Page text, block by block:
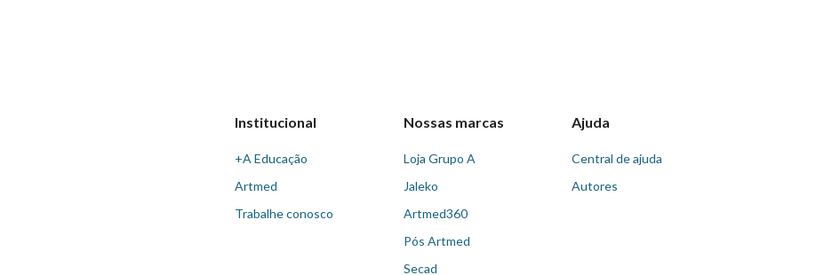
Institucional
+A Educação
Artmed
Trabalhe conosco
Nossas marcas
Loja Grupo A
Jaleko
Artmed360
Pós Artmed
Secad
Ajuda
Central de ajuda
Autores